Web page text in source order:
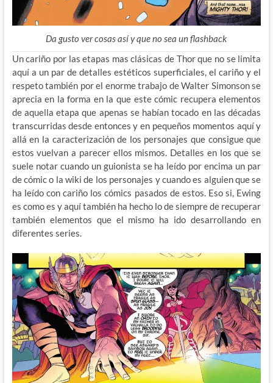
Da gusto ver cosas así y que no sea un flashback
Un cariño por las etapas mas clásicas de Thor que no se limita
aquí a un par de detalles estéticos superficiales, el cariño y el
respeto también por el enorme trabajo de Walter Simonson se
aprecia en la forma en la que este cómic recupera elementos
de aquella etapa que apenas se habían tocado en las décadas
transcurridas desde entonces y en pequeños momentos aquí y
allá en la caracterización de los personajes que consigue que
estos vuelvan a parecer ellos mismos. Detalles en los que se
suele notar cuando un guionista se ha leído por encima un par
de cómic o la wiki de los personajes y cuando es alguien que se
ha leído con cariño los cómics pasados de estos. Eso si, Ewing
es como es y aquí también ha hecho lo de siempre de recuperar
también elementos que el mismo ha ido desarrollando en
diferentes series.